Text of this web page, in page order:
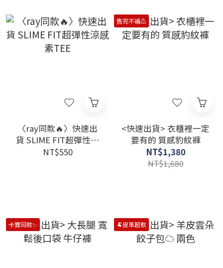
〈ray同款🔥〉快速出
貨 SLIME FIT超彈性涼
感素TEE
NT$550
售完不補⚠️
<快速出貨> 衣櫃裡一定
要有的 質感豹紋褲
NT$1,380
NT$1,680
卡寶同款✨ 🐏皮革超軟